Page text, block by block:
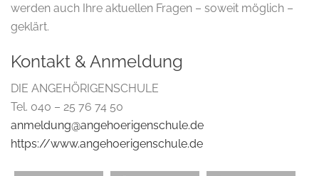
werden auch Ihre aktuellen Fragen – soweit möglich –
geklärt.
Kontakt & Anmeldung
DIE ANGEHÖRIGENSCHULE
Tel. 040 – 25 76 74 50
anmeldung@angehoerigenschule.de
https://www.angehoerigenschule.de